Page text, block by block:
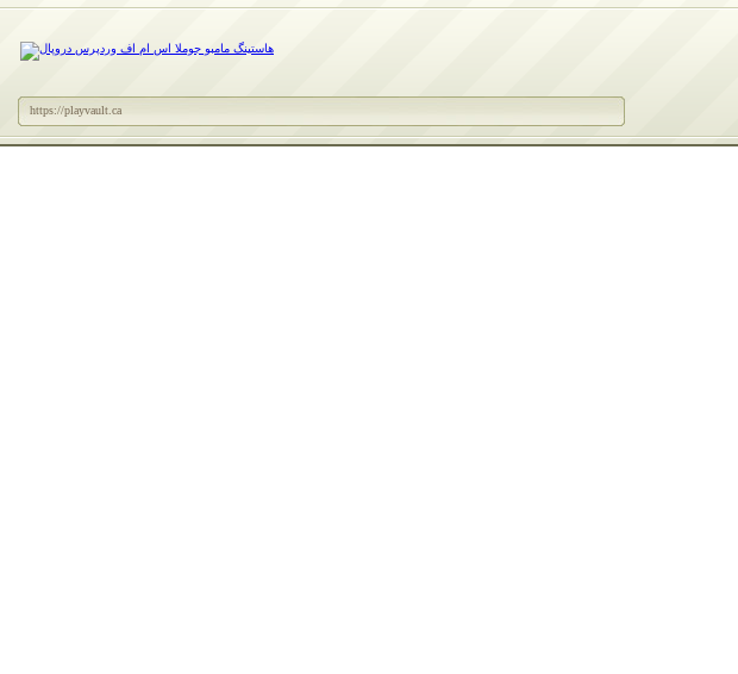
https://playvault.ca